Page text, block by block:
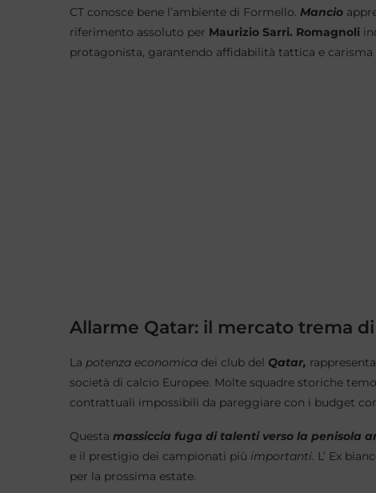
CT conosce bene l’ambiente di Formello. Mancio
riferimento assoluto per Maurizio Sarri. Romagnoli
protagonista, garantendo affidabilità tattica e
Allarme Qatar: il mercato trema
La potenza economica dei club del Qatar,
società di calcio Europee. Molte squadre storiche
contrattuali impossibili da pareggiare con i budget
Questa massiccia fuga di talenti verso la penisola
e il prestigio dei campionati più importanti. L’ Ex
per la prossima estate.